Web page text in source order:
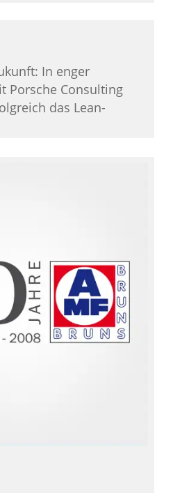
In enger
Porsche Consulting
das Lean-